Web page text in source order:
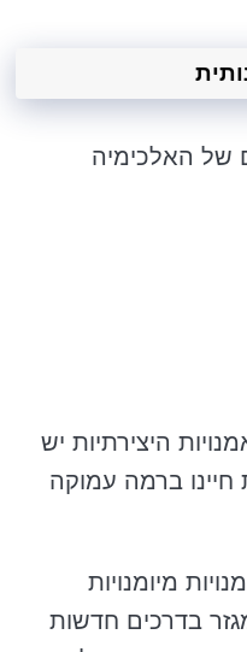
של האלכימיה
היצירתיות יש
ברמה עמוקה
מיומנויות
בדרכים חדשות